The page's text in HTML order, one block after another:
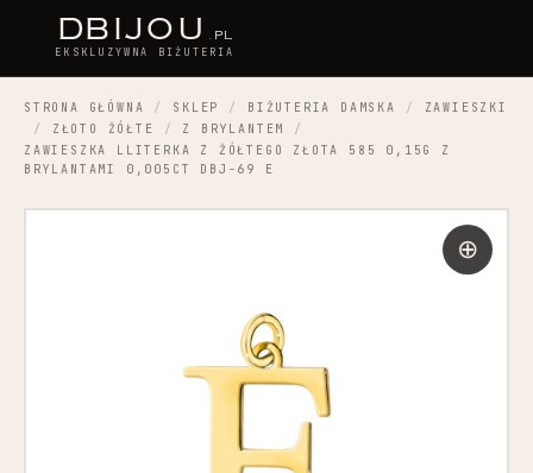
DBIJOU .PL
EKSKLUZYWNA BIŻUTERIA
STRONA GŁÓWNA / SKLEP / BIŻUTERIA DAMSKA /
ZAWIESZKI
/
ZŁOTO ŻÓŁTE / Z BRYLANTEM
/
ZAWIESZKA LLITERKA Z ŻÓŁTEGO ZŁOTA 585 0,15G Z
BRYLANTAMI 0,005CT DBJ-69 E